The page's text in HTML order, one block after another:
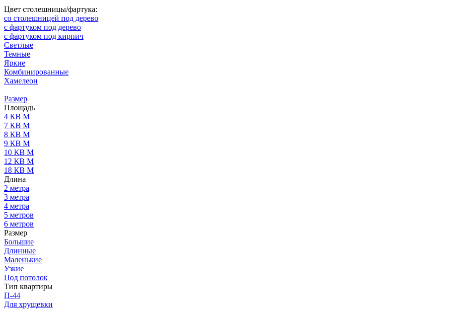
Цвет столешницы/фартука:
со столешницей под дерево
с фартуком под дерево
с фартуком под кирпич
Светлые
Темные
Яркие
Комбинированные
Хамелеон
Размер
Площадь
4 КВ М
7 КВ М
8 КВ М
9 КВ М
10 КВ М
12 КВ М
18 КВ М
Длина
2 метра
3 метра
4 метра
5 метров
6 метров
Размер
Большие
Длинные
Маленькие
Узкие
Под потолок
Тип квартиры
П-44
Для хрущевки